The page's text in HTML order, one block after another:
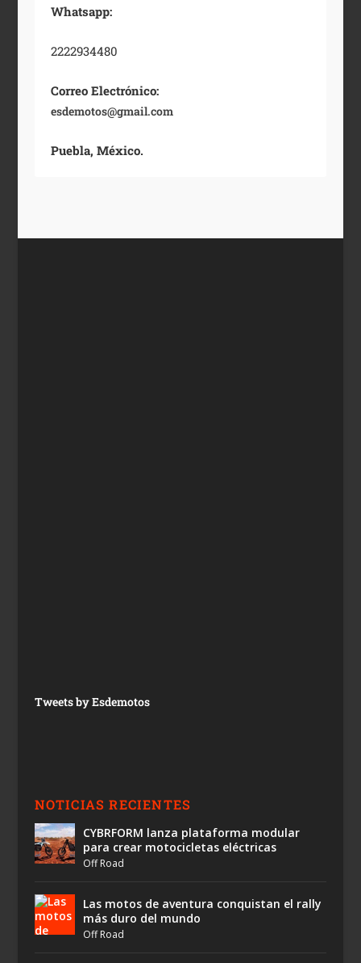
Whatsapp:
2222934480
Correo Electrónico:
esdemotos@gmail.com
Puebla, México.
Tweets by Esdemotos
NOTICIAS RECIENTES
CYBRFORM lanza plataforma modular
para crear motocicletas eléctricas
Off Road
Las motos de aventura conquistan el rally
más duro del mundo
Off Road